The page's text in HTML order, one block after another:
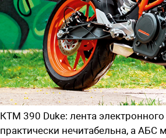
КТМ 390 Duke: лента
практически нечитабельна, а